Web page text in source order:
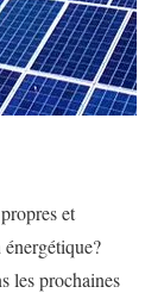
et
les prochaines